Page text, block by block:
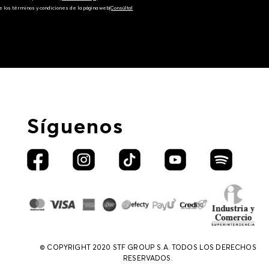
los términos y condiciones de la página web‎(Consúltal
Síguenos
© COPYRIGHT 2020 STF GROUP S.A. TODOS LOS DERECHOS
RESERVADOS.